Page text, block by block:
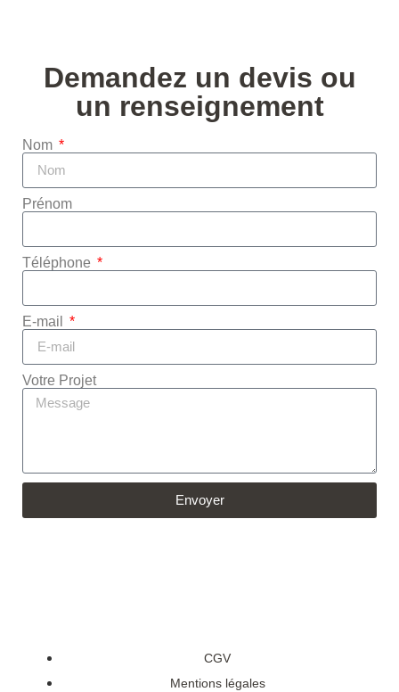
Demandez un devis ou
un renseignement
Nom
Prénom
Téléphone
E-mail
Votre Projet
Envoyer
CGV
Mentions légales